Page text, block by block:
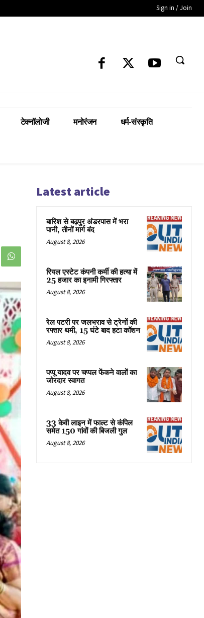
Sign in / Join
टेक्नॉलोजी मनोरंजन धर्म-संस्कृति
Latest article
बारिश से बढ़पुर अंडरपास में भरा
पानी, तीनों मार्ग बंद
August 8, 2026
रियल एस्टेट कंपनी कर्मी की हत्या में
25 हजार का इनामी गिरफ्तार
August 8, 2026
रेल पटरी पर जलभराव से ट्रेनों की
रफ्तार थमी, 15 घंटे बाद हटा कॉशन
August 8, 2026
पप्पू यादव पर चप्पल फेंकने वालों का
जोरदार स्वागत
August 8, 2026
33 केवी लाइन में फाल्ट से कंपिल
समेत 150 गांवों की बिजली गुल
August 8, 2026